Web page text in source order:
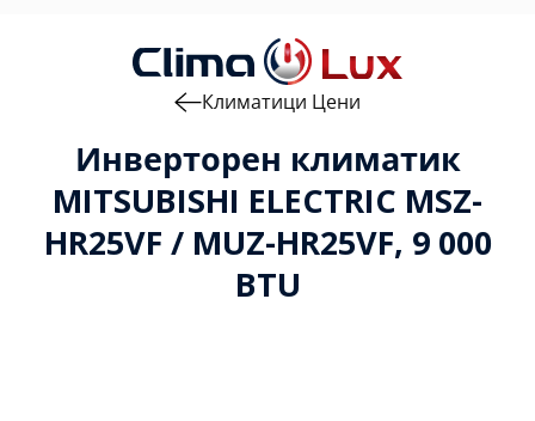
Инверторен климатик
MITSUBISHI ELECTRIC MSZ-
HR25VF / MUZ-HR25VF, 9 000
BTU
Климатици Цени